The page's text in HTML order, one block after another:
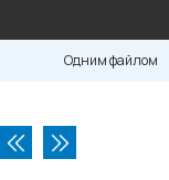
Одним файлом